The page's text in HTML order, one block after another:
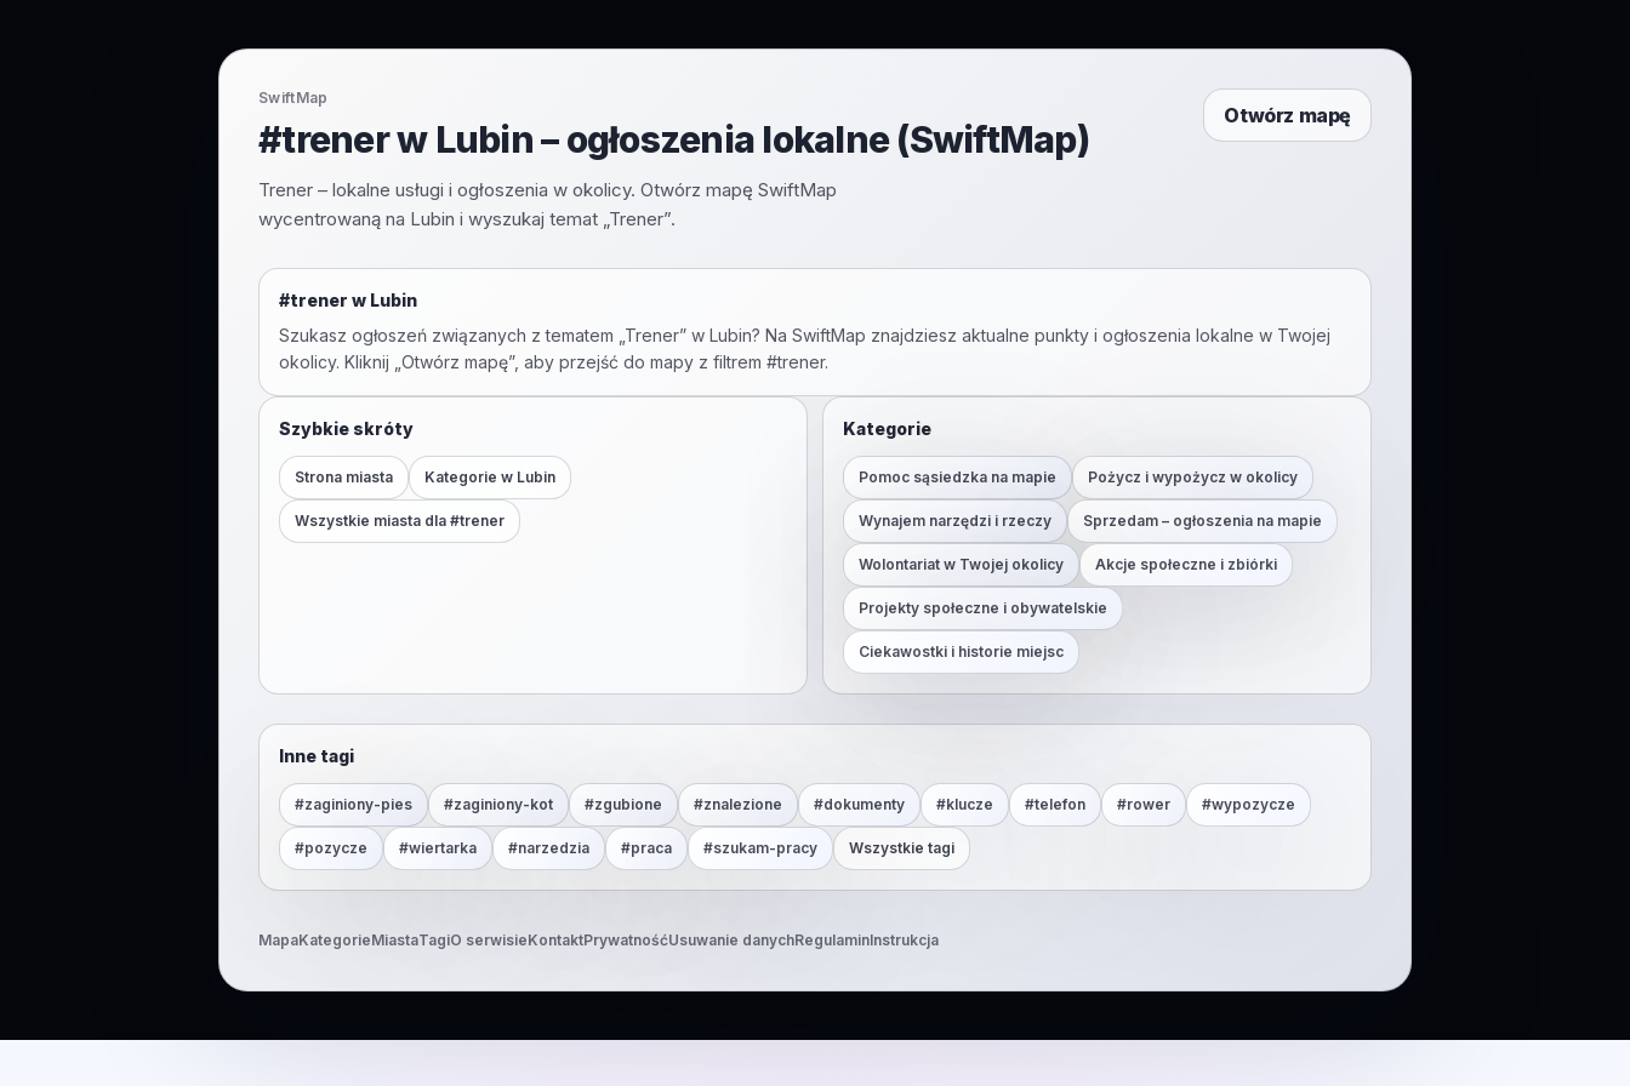
SwiftMap
#trener w Lubin – ogłoszenia lokalne (SwiftMap)
Trener – lokalne usługi i ogłoszenia w okolicy. Otwórz mapę SwiftMap
wycentrowaną na Lubin i wyszukaj temat „Trener”.
Otwórz mapę
#trener w Lubin
Szukasz ogłoszeń związanych z tematem „ Trener” w Lubin? Na SwiftMap znajdziesz aktualne punkty i ogłoszenia lokalne w Twojej
okolicy. Kliknij „Otwórz mapę”, aby przejść do mapy z filtrem #trener.
Szybkie skróty
Strona miasta Kategorie w Lubin
Wszystkie miasta dla #trener
Kategorie
Pomoc sąsiedzka na mapie Pożycz i wypożycz w okolicy
Wynajem narzędzi i rzeczy Sprzedam – ogłoszenia na mapie
Wolontariat w Twojej okolicy Akcje społeczne i zbiórki
Projekty społeczne i obywatelskie
Ciekawostki i historie miejsc
Inne tagi
#zaginiony-pies #zaginiony-kot #zgubione #znalezione #dokumenty #klucze #telefon #rower #wypozycze
#pozycze #wiertarka #narzedzia #praca #szukam-pracy Wszystkie tagi
MapaKategorieMiastaTagiO serwisieKontaktPrywatnośćUsuwanie danychRegulaminInstrukcja